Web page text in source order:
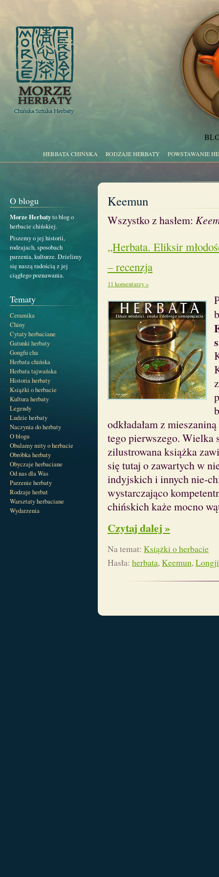
HERBATA CHIŃSKA RODZAJE HERBATY POWSTAWANIE
O blogu
Morze Herbatyto blog o
herbacie chińskiej.
Piszemy o jej historii,
rodzajach, sposobach
parzenia, kulturze. Dzielimy
się naszą radością z jej
ciągłego poznawania.
Tematy
Ceramika
Chiny
Cytaty herbaciane
Gatunki herbaty
Gongfu cha
Herbata chińska
Herbata tajwańska
Historia herbaty
Książki o herbacie
Kultura herbaty
Legendy
Ludzie herbaty
Naczynia do herbaty
O blogu
Obalamy mity o herbacie
Obróbka herbaty
Obyczaje herbaciane
Od nas dla Was
Parzenie herbaty
Rodzaje herbat
Warsztaty herbaciane
Wydarzenia
Keemun
Wszystko z hasłem:
„Herbata. Eliksir
– recenzja
11 komentarzy »
odkładałam z
tego pierwszego. Wielka
zilustrowana książka
się tutaj o zawartych w
indyjskich i innych nie-
wystarczająco
chińskich każe mocno
Czytaj dalej »
Na temat: Książki o herbacie
Hasła: herbata,Keemun,